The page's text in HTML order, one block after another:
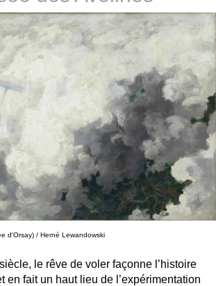
d'Orsay) / Herné Lewandowski
le rêve de voler façonne l’histoire
en fait un haut lieu de l’expérimentation